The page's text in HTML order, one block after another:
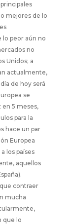
mejores de lo
lo peor aún no
no
Unidos; a
actualmente,
de hoy será
se
5 meses,
para la
hace un par
Europea
los países
aquellos
contraer
mucha
que lo